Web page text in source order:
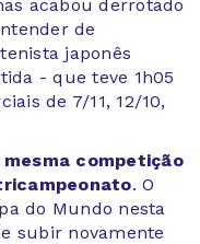
acabou derrotado
de
japonês
- que teve 1h05
de 7/11, 12/10,
competição
. O
do Mundo nesta
subir novamente